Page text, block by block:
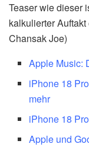
Teaser wie dieser
kalkulierter
Chansak Joe)
Apple Music:
iPhone 18
mehr
iPhone 18
Apple und